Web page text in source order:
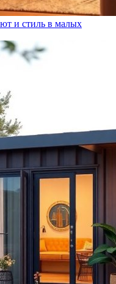
и стиль в малых